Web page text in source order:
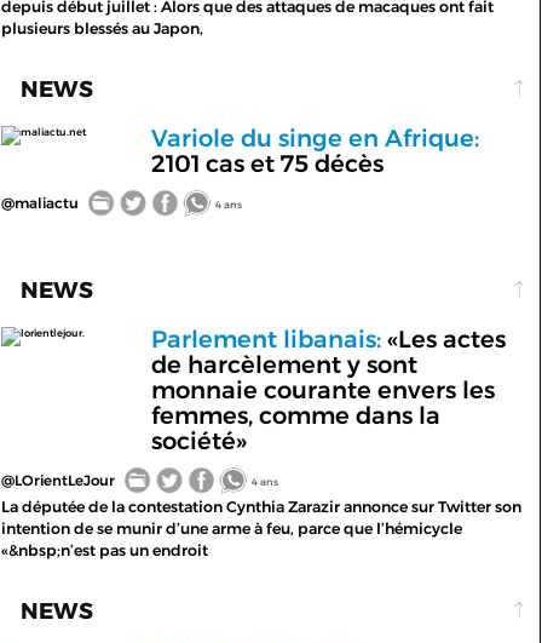
depuis début juillet : Alors que des attaques de macaques ont fait
plusieurs blessés au Japon,
NEWS
maliactu.net
Variole du singe en Afrique:
2101 cas et 75 décès
@maliactu 4 ans
NEWS
lorientlejour. Parlement libanais:«Les actes
de harcèlement y sont
monnaie courante envers les
femmes, comme dans la
société»
@LOrientLeJour 4 ans
La députée de la contestation Cynthia Zarazir annonce sur Twitter son
intention de se munir d’une arme à feu, parce que l’hémicycle
«&nbsp;n’est pas un endroit
NEWS